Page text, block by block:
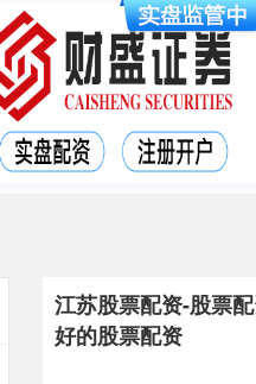
江苏股票配资-股票
好的股票配资